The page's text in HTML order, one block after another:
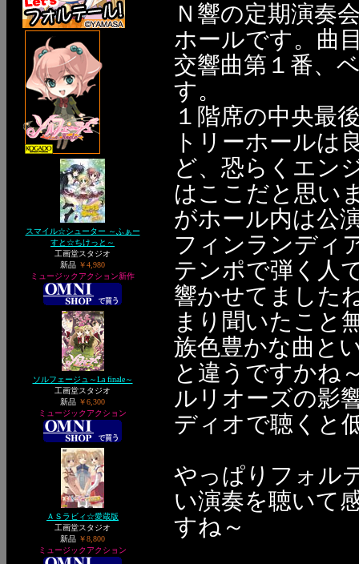
スマイル☆シューター ～ふぁー
すと☆ちけっと～
工画堂スタジオ
新品 ￥4,980
ミュージックアクション新作
ソルフェージュ～La finale～
工画堂スタジオ
新品 ￥6,300
ミュージックアクション
ＡＳラビィ☆愛蔵版
工画堂スタジオ
新品 ￥8,800
ミュージックアクション
Ｎ響の定期演奏
ホールです。曲
交響曲第１番、
す。
１階席の中央最
トリーホールは
ど、恐らくエン
はここだと思い
がホール内は公
フィンランディ
テンポで弾く人
響かせてました
まり聞いたこと
族色豊かな曲と
と違うですかね
ルリオーズの影
ディオで聴くと
やっぱりフォル
い演奏を聴いて
すね～